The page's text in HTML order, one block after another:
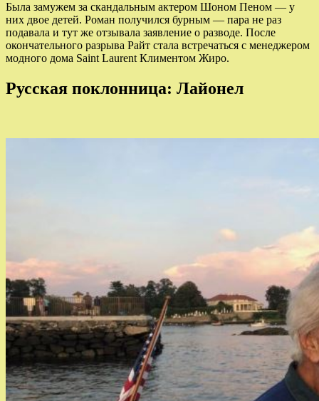
Была замужем за скандальным актером Шоном Пеном — у
них двое детей. Роман получился бурным — пара не раз
подавала и тут же отзывала заявление о разводе. После
окончательного разрыва Райт стала встречаться с менеджером
модного дома Saint Laurent Климентом Жиро.
Русская поклонница: Лайонел